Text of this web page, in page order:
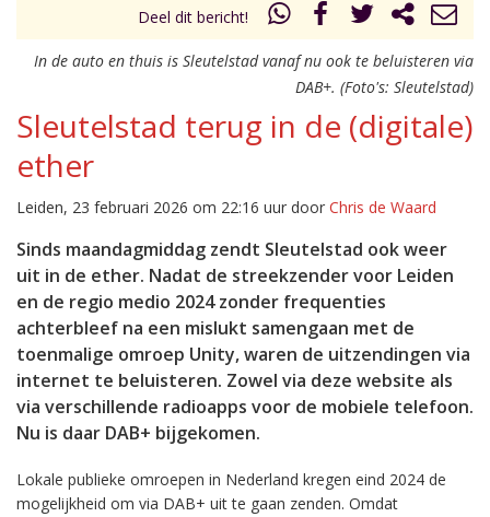
Deel dit bericht!
In de auto en thuis is Sleutelstad vanaf nu ook te beluisteren via
DAB+. (Foto's: Sleutelstad)
Sleutelstad terug in de (digitale)
ether
Leiden, 23 februari 2026 om 22:16 uur door Chris de Waard
Sinds maandagmiddag zendt Sleutelstad ook weer
uit in de ether. Nadat de streekzender voor Leiden
en de regio medio 2024 zonder frequenties
achterbleef na een mislukt samengaan met de
toenmalige omroep Unity, waren de uitzendingen via
internet te beluisteren. Zowel via deze website als
via verschillende radioapps voor de mobiele telefoon.
Nu is daar DAB+ bijgekomen.
Lokale publieke omroepen in Nederland kregen eind 2024 de
mogelijkheid om via DAB+ uit te gaan zenden. Omdat